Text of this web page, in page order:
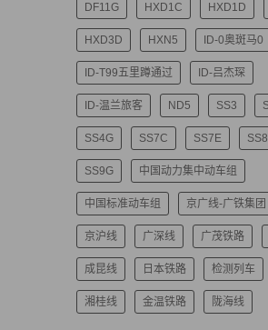
DF11G HXD1C HXD1D
HXD3D HXN5 ID-0奥斑马0
ID-T99五里蹲通过 ID-吕杰琛
ID-温兰旅客 ND5 SS3
SS4G SS7C SS7E SS8
SS9G 中国动力集中动车组
中国标准动车组 京广线-广铁集团
京沪线 广深线 广茂铁路
成昆线 日本铁路 检测列车
湘桂线 金温铁路 陇海线